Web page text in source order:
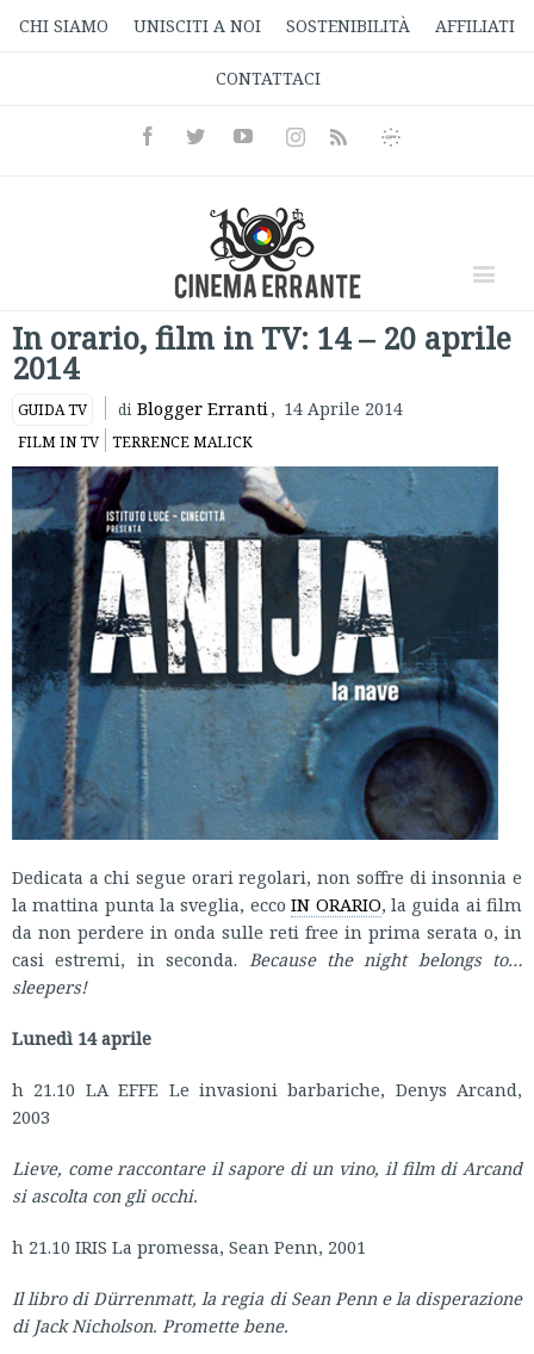
CHI SIAMO UNISCITI A NOI SOSTENIBILITÀ AFFILIATI
CONTATTACI
FacebookTwitterYoutubeInstagramRss
Informativa
In orario, film in TV: 14 – 20 aprile
2014
GUIDA TV di Blogger Erranti, 14 Aprile 2014
FILM IN TV TERRENCE MALICK
Dedicata a chi segue orari regolari, non soffre di insonnia e
la mattina punta la sveglia, eccoIN ORARIO, la guida ai film
da non perdere in onda sulle reti free in prima serata o, in
casi estremi, in seconda. Because the night belongs to…
sleepers!
Lunedì 14 aprile
h 21.10 LA EFFE Le invasioni barbariche, Denys Arcand,
2003
Lieve, come raccontare il sapore di un vino, il film di Arcand
si ascolta con gli occhi.
h 21.10 IRIS La promessa, Sean Penn, 2001
Il libro di Dürrenmatt, la regia di Sean Penn e la disperazione
di Jack Nicholson. Promette bene.